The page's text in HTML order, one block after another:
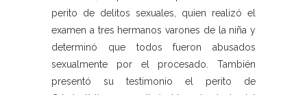
perito de delitos sexuales, quien realizó el
examen a tres hermanos varones de la niña y
determinó que todos fueron abusados
sexualmente por el procesado. También
presentó su testimonio el perito de